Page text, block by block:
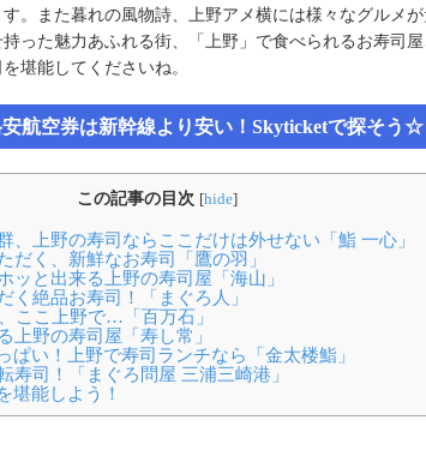
。また暮れの風物詩、上野アメ横には様々なグルメ
った魅力あふれる街、「上野」で食べられるお寿司
堪能してくださいね。
航空券は新幹線より安い！Skyticketで探そう☆
この記事の目次 [hide]
、上野の寿司ならここだけは外せない「鮨 一心」
だく、新鮮なお寿司「鷹の羽」
ッと出来る上野の寿司屋「海山」
く絶品お寿司！「まぐろ人」
ここ上野で…「百万石」
上野の寿司屋「寿し常」
ぱい！上野で寿司ランチなら「金太楼鮨」
寿司！「まぐろ問屋 三浦三崎港」
堪能しよう！